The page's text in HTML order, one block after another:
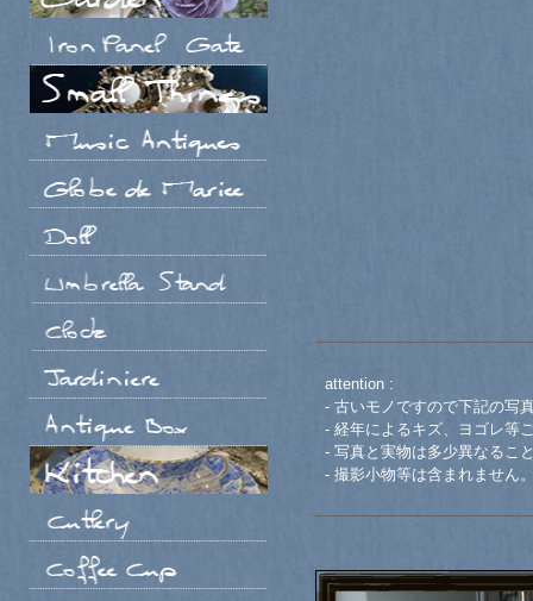
attention :
- 古いモノですので下記の写
- 経年によるキズ、ヨゴレ等
- 写真と実物は多少異なるこ
- 撮影小物等は含まれません